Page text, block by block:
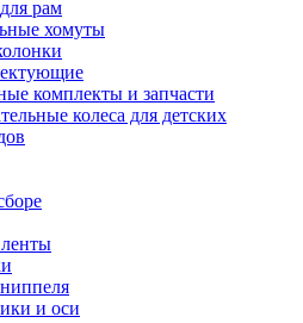
рам
хомуты
комплекты и запчасти
колеса для детских
и оси